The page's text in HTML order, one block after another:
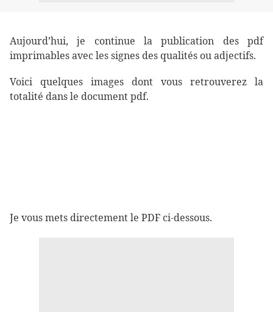
Aujourd’hui, je continue la publication des pdf
imprimables avec les signes des qualités ou adjectifs.
Voici quelques images dont vous retrouverez la
totalité dans le document pdf.
Je vous mets directement le PDF ci-dessous.